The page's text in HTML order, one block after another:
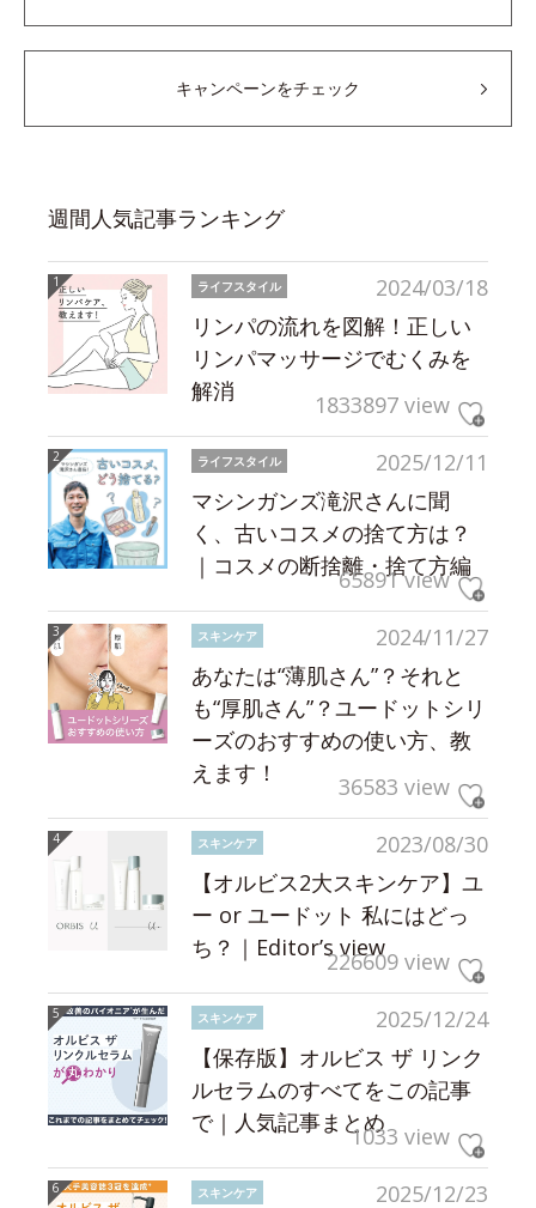
キャンペーンをチェック
週間人気記事ランキング
2024/03/18
ライフスタイル
リンパの流れを図解！正しい
リンパマッサージでむくみを
解消
1833897 view
2025/12/11
ライフスタイル
マシンガンズ滝沢さんに聞
く、古いコスメの捨て方は？
｜コスメの断捨離・捨て方編
65891 view
2024/11/27
スキンケア
あなたは“薄肌さん”？それと
も“厚肌さん”？ユードットシリ
ーズのおすすめの使い方、教
えます！
36583 view
2023/08/30
スキンケア
【オルビス2大スキンケア】ユ
ー or ユードット 私にはどっ
ち？｜Editor’s view226609 view
2025/12/24
スキンケア
【保存版】オルビス ザ リンク
ルセラムのすべてをこの記事
で｜人気記事まとめ1033 view
2025/12/23
スキンケア